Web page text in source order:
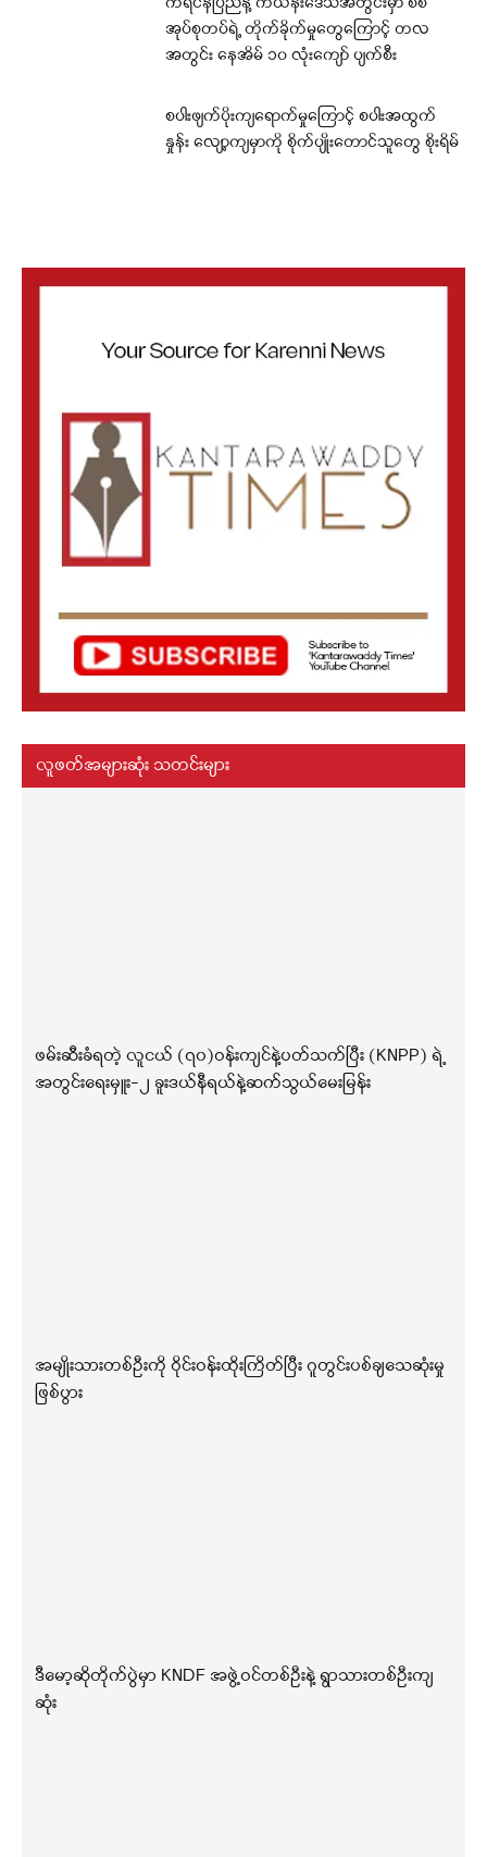
အုပ်စုတပ်ရဲ့ တိုက်ခိုက်မှုတွေကြောင့် တလ
အတွင်း နေအိမ် ၁၀ လုံးကျော် ပျက်စီး
စပါးဖျက်ပိုးကျရောက်မှုကြောင့် စပါးအထွက်
နှုန်း လျော့ကျမှာကို စိုက်ပျိုးတောင်သူတွေ စိုးရိမ်
လူဖတ်အများဆုံး သတင်းများ
ဖမ်းဆီးခံရတဲ့ လူငယ် (၇၀)ဝန်းကျင်နဲ့ပတ်သက်ပြီး (KNPP) ရဲ့
အတွင်းရေးမှူး-၂ ခူးဒယ်နီရယ်နဲ့ဆက်သွယ်မေးမြန်း
အမျိုးသားတစ်ဦးကို ဝိုင်းဝန်းထိုးကြိတ်ပြီး ဂူတွင်းပစ်ချသေဆုံးမှု
ဖြစ်ပွား
ဒီမော့ဆိုတိုက်ပွဲမှာ KNDF အဖွဲ့ဝင်တစ်ဦးနဲ့ ရွာသားတစ်ဦးကျ
ဆုံး